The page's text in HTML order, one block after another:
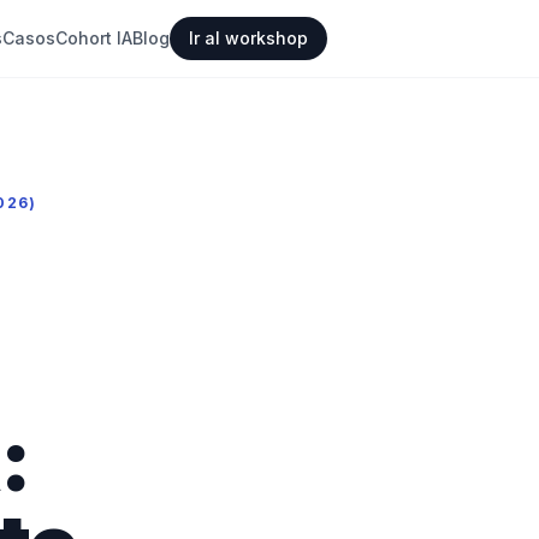
CasosCohort IABlog Ir al workshop